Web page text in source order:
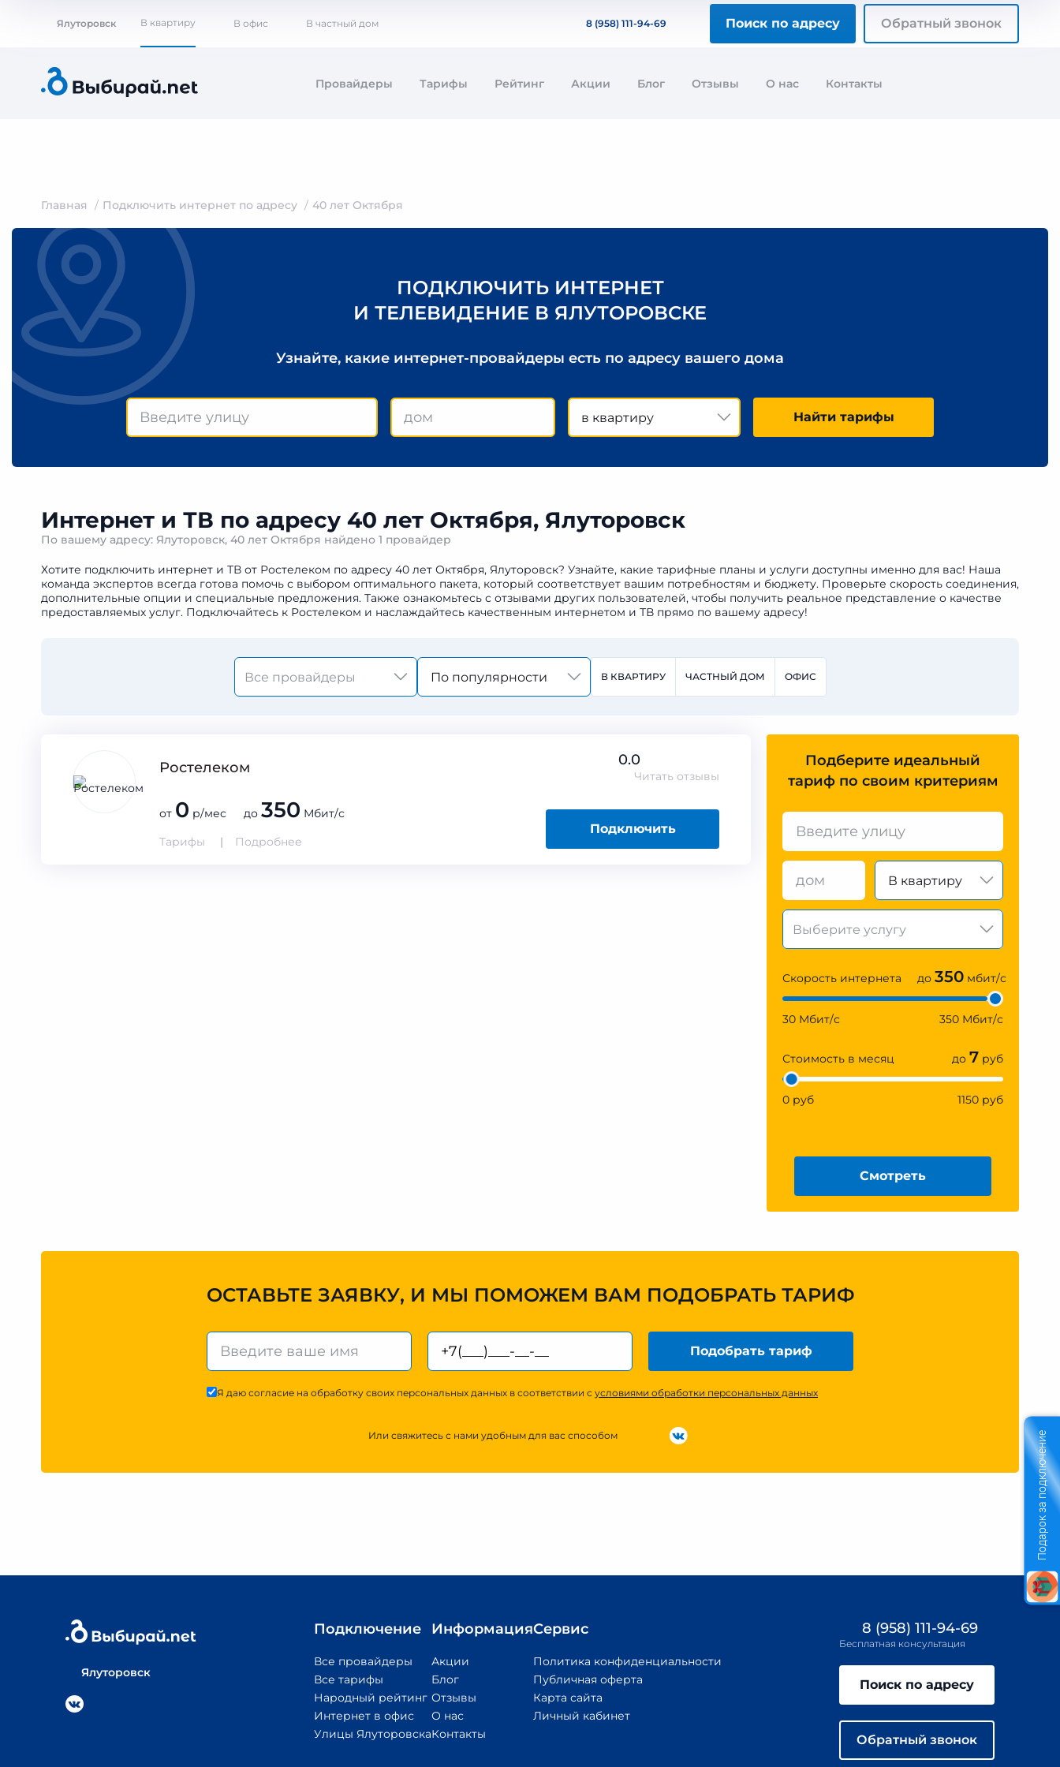
Ялуторовск В квартиру В офис В частный дом 8 (958) 111-94-69 Поиск по адресу Обратный звонок
Провайдеры Тарифы Рейтинг Акции Блог Отзывы О нас Контакты
Главная Подключить интернет по адресу 40 лет Октября
ПОДКЛЮЧИТЬ ИНТЕРНЕТ
И ТЕЛЕВИДЕНИЕ В ЯЛУТОРОВСКЕ
Узнайте, какие интернет-провайдеры есть по адресу вашего дома
в квартиру Найти тарифы
Интернет и ТВ по адресу 40 лет Октября, Ялуторовск
По вашему адресу: Ялуторовск, 40 лет Октября найдено 1 провайдер
Хотите подключить интернет и ТВ от Ростелеком по адресу 40 лет Октября, Ялуторовск? Узнайте, какие тарифные планы и услуги доступны именно для вас! Наша
команда экспертов всегда готова помочь с выбором оптимального пакета, который соответствует вашим потребностям и бюджету. Проверьте скорость соединения,
дополнительные опции и специальные предложения. Также ознакомьтесь с отзывами других пользователей, чтобы получить реальное представление о качестве
предоставляемых услуг. Подключайтесь к Ростелеком и наслаждайтесь качественным интернетом и ТВ прямо по вашему адресу!
По популярности В КВАРТИРУ ЧАСТНЫЙ ДОМ ОФИС
Ростелеком 0.0
Читать отзывы
от 0 р/мес до 350 Мбит/с
Тарифы
Подробнее
Подключить
Подберите идеальный
тариф по своим критериям
В квартиру
Скорость интернета до 350 мбит/с
30 Мбит/с 350 Мбит/с
Стоимость в месяц до 7 руб
0 руб 1150 руб
Смотреть
ОСТАВЬТЕ ЗАЯВКУ, И МЫ ПОМОЖЕМ ВАМ ПОДОБРАТЬ ТАРИФ
Подобрать тариф
Я даю согласие на обработку своих персональных данных в соответствии с условиями обработки персональных данных
Или свяжитесь с нами удобным для вас способом
Ялуторовск
Подключение
Все провайдеры
Все тарифы
Народный рейтинг
Интернет в офис
Улицы Ялуторовска
Информация
Акции
Блог
Отзывы
О нас
Контакты
Сервис
Политика конфиденциальности
Публичная оферта
Карта сайта
Личный кабинет
8 (958) 111-94-69
Бесплатная консультация
Поиск по адресу
Обратный звонок
Подарок за подключение